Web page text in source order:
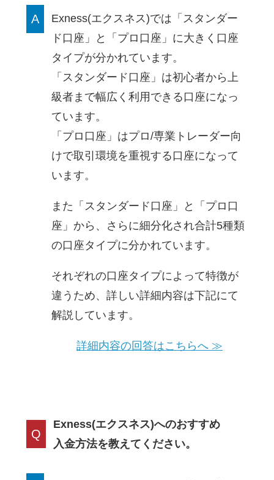
A
Exness(エクスネス)では「スタンダー
ド口座」と「プロ口座」に大きく口座
タイプが分かれています。
「スタンダード口座」は初心者から上
級者まで幅広く利用できる口座になっ
ています。
「プロ口座」はプロ/専業トレーダー向
けで取引環境を重視する口座になって
います。
また「スタンダード口座」と「プロ口
座」から、さらに細分化され合計5種類
の口座タイプに分かれています。
それぞれの口座タイプによって特徴が
違うため、詳しい詳細内容は下記にて
解説しています。
詳細内容の回答はこちらへ ≫
Q
Exness(エクスネス)へのおすすめ
入金方法を教えてください。